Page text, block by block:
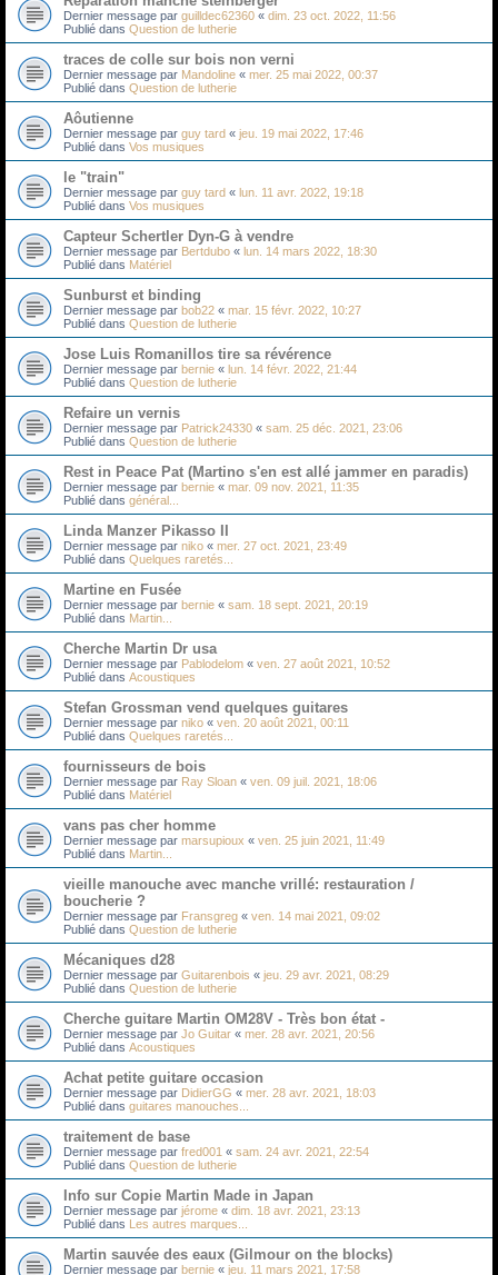
Dernier message par guilldec62360 « dim. 23 oct. 2022, 11:56
Publié dans Question de lutherie
traces de colle sur bois non verni
Dernier message par Mandoline « mer. 25 mai 2022, 00:37
Publié dans Question de lutherie
Aôutienne
Dernier message par guy tard « jeu. 19 mai 2022, 17:46
Publié dans Vos musiques
le "train"
Dernier message par guy tard « lun. 11 avr. 2022, 19:18
Publié dans Vos musiques
Capteur Schertler Dyn-G à vendre
Dernier message par Bertdubo « lun. 14 mars 2022, 18:30
Publié dans Matériel
Sunburst et binding
Dernier message par bob22 « mar. 15 févr. 2022, 10:27
Publié dans Question de lutherie
Jose Luis Romanillos tire sa révérence
Dernier message par bernie « lun. 14 févr. 2022, 21:44
Publié dans Question de lutherie
Refaire un vernis
Dernier message par Patrick24330 « sam. 25 déc. 2021, 23:06
Publié dans Question de lutherie
Rest in Peace Pat (Martino s'en est allé jammer en paradis)
Dernier message par bernie « mar. 09 nov. 2021, 11:35
Publié dans général...
Linda Manzer Pikasso II
Dernier message par niko « mer. 27 oct. 2021, 23:49
Publié dans Quelques raretés...
Martine en Fusée
Dernier message par bernie « sam. 18 sept. 2021, 20:19
Publié dans Martin...
Cherche Martin Dr usa
Dernier message par Pablodelom « ven. 27 août 2021, 10:52
Publié dans Acoustiques
Stefan Grossman vend quelques guitares
Dernier message par niko « ven. 20 août 2021, 00:11
Publié dans Quelques raretés...
fournisseurs de bois
Dernier message par Ray Sloan « ven. 09 juil. 2021, 18:06
Publié dans Matériel
vans pas cher homme
Dernier message par marsupioux « ven. 25 juin 2021, 11:49
Publié dans Martin...
vieille manouche avec manche vrillé: restauration /
boucherie ?
Dernier message par Fransgreg « ven. 14 mai 2021, 09:02
Publié dans Question de lutherie
Mécaniques d28
Dernier message par Guitarenbois « jeu. 29 avr. 2021, 08:29
Publié dans Question de lutherie
Cherche guitare Martin OM28V - Très bon état -
Dernier message par Jo Guitar « mer. 28 avr. 2021, 20:56
Publié dans Acoustiques
Achat petite guitare occasion
Dernier message par DidierGG « mer. 28 avr. 2021, 18:03
Publié dans guitares manouches...
traitement de base
Dernier message par fred001 « sam. 24 avr. 2021, 22:54
Publié dans Question de lutherie
Info sur Copie Martin Made in Japan
Dernier message par jérome « dim. 18 avr. 2021, 23:13
Publié dans Les autres marques...
Martin sauvée des eaux (Gilmour on the blocks)
Dernier message par bernie « jeu. 11 mars 2021, 17:58